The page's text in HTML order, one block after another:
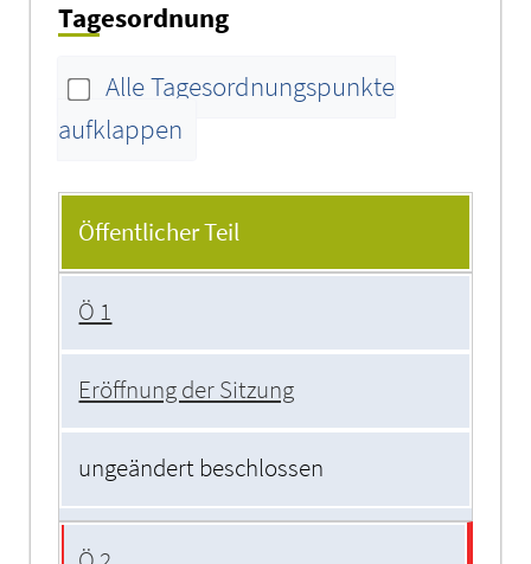
Tagesordnung
Alle Tagesordnungspunkte
aufklappen
Tagesordnung
Öffentlicher Teil
Ö 1
Eröffnung der Sitzung
ungeändert beschlossen